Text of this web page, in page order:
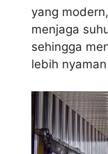
yang
menjaga
sehingga
lebih